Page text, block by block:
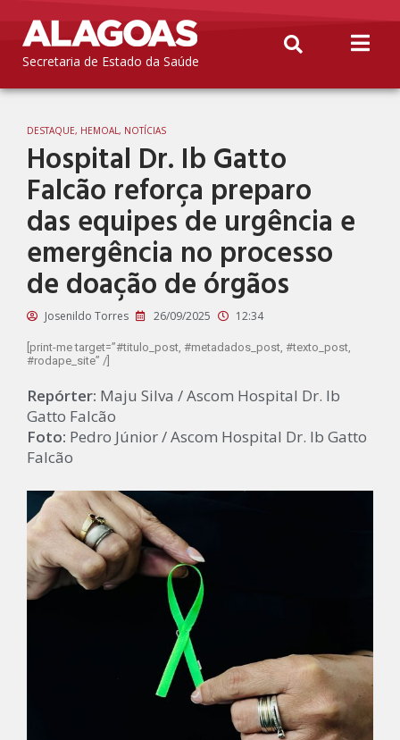
Secretaria de Estado da Saúde
DESTAQUE, HEMOAL, NOTÍCIAS
Hospital Dr. Ib Gatto
Falcão reforça preparo
das equipes de urgência e
emergência no processo
de doação de órgãos
Josenildo Torres 26/09/2025 12:34
[print-me target=”#titulo_post, #metadados_post, #texto_post,
#rodape_site” /]
Repórter: Maju Silva / Ascom Hospital Dr. Ib
Gatto Falcão
Foto: Pedro Júnior / Ascom Hospital Dr. Ib Gatto
Falcão